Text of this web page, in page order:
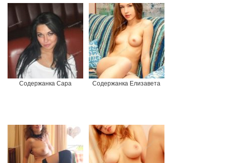
Содержанка Сара Содержанка Елизавета